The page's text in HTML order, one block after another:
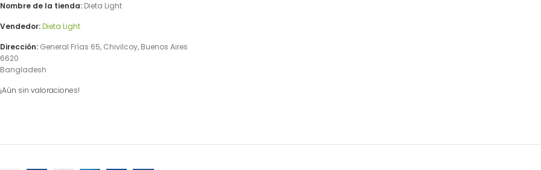
Nombre de la tienda: Dieta Light
Vendedor:Dieta Light
Dirección: General Frías 65, Chivilcoy, Buenos Aires
6620
Bangladesh
¡Aún sin valoraciones!